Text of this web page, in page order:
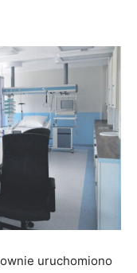
uruchomiono